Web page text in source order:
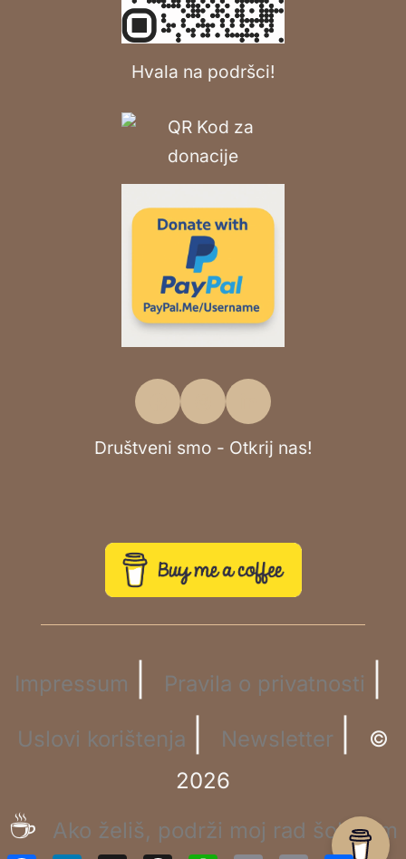
Hvala na podršci!
Društveni smo - Otkrij nas!
Impressum Pravila o privatnosti
Uslovi korištenja Newsletter
©
2026
☕
Ako želiš, podrži moj rad šoljicom